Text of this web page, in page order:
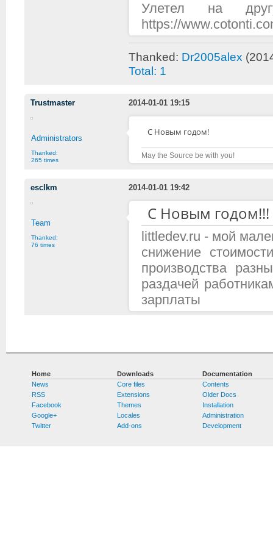
Улетел на
https://
Thanked: Dr2005alex
Total: 1
Trustmaster 2014-01-01 19:15
Administrators
Thanked:
265 times
С Новым годом!
May the Source be with you!
esclkm 2014-01-01 19:42
Team
Thanked:
76 times
С Новым годом!!!
littledev.ru - мой
снижение
производства
раздачей
зарплаты
Home
News
RSS
Facebook
Google+
Twitter
Downloads
Core files
Extensions
Themes
Locales
Add-ons
Documentation
Contents
Older Docs
Installation
Administration
Development